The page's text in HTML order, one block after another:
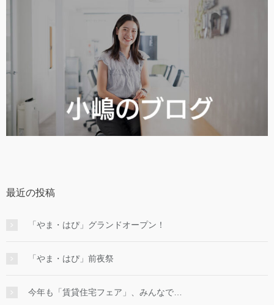
最近の投稿
「やま・はぴ」グランドオープン！
「やま・はぴ」前夜祭
今年も「賃貸住宅フェア」、みんなで…